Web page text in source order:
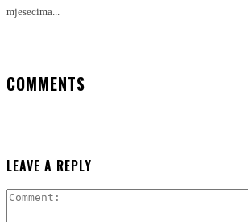
mjesecima...
COMMENTS
LEAVE A REPLY